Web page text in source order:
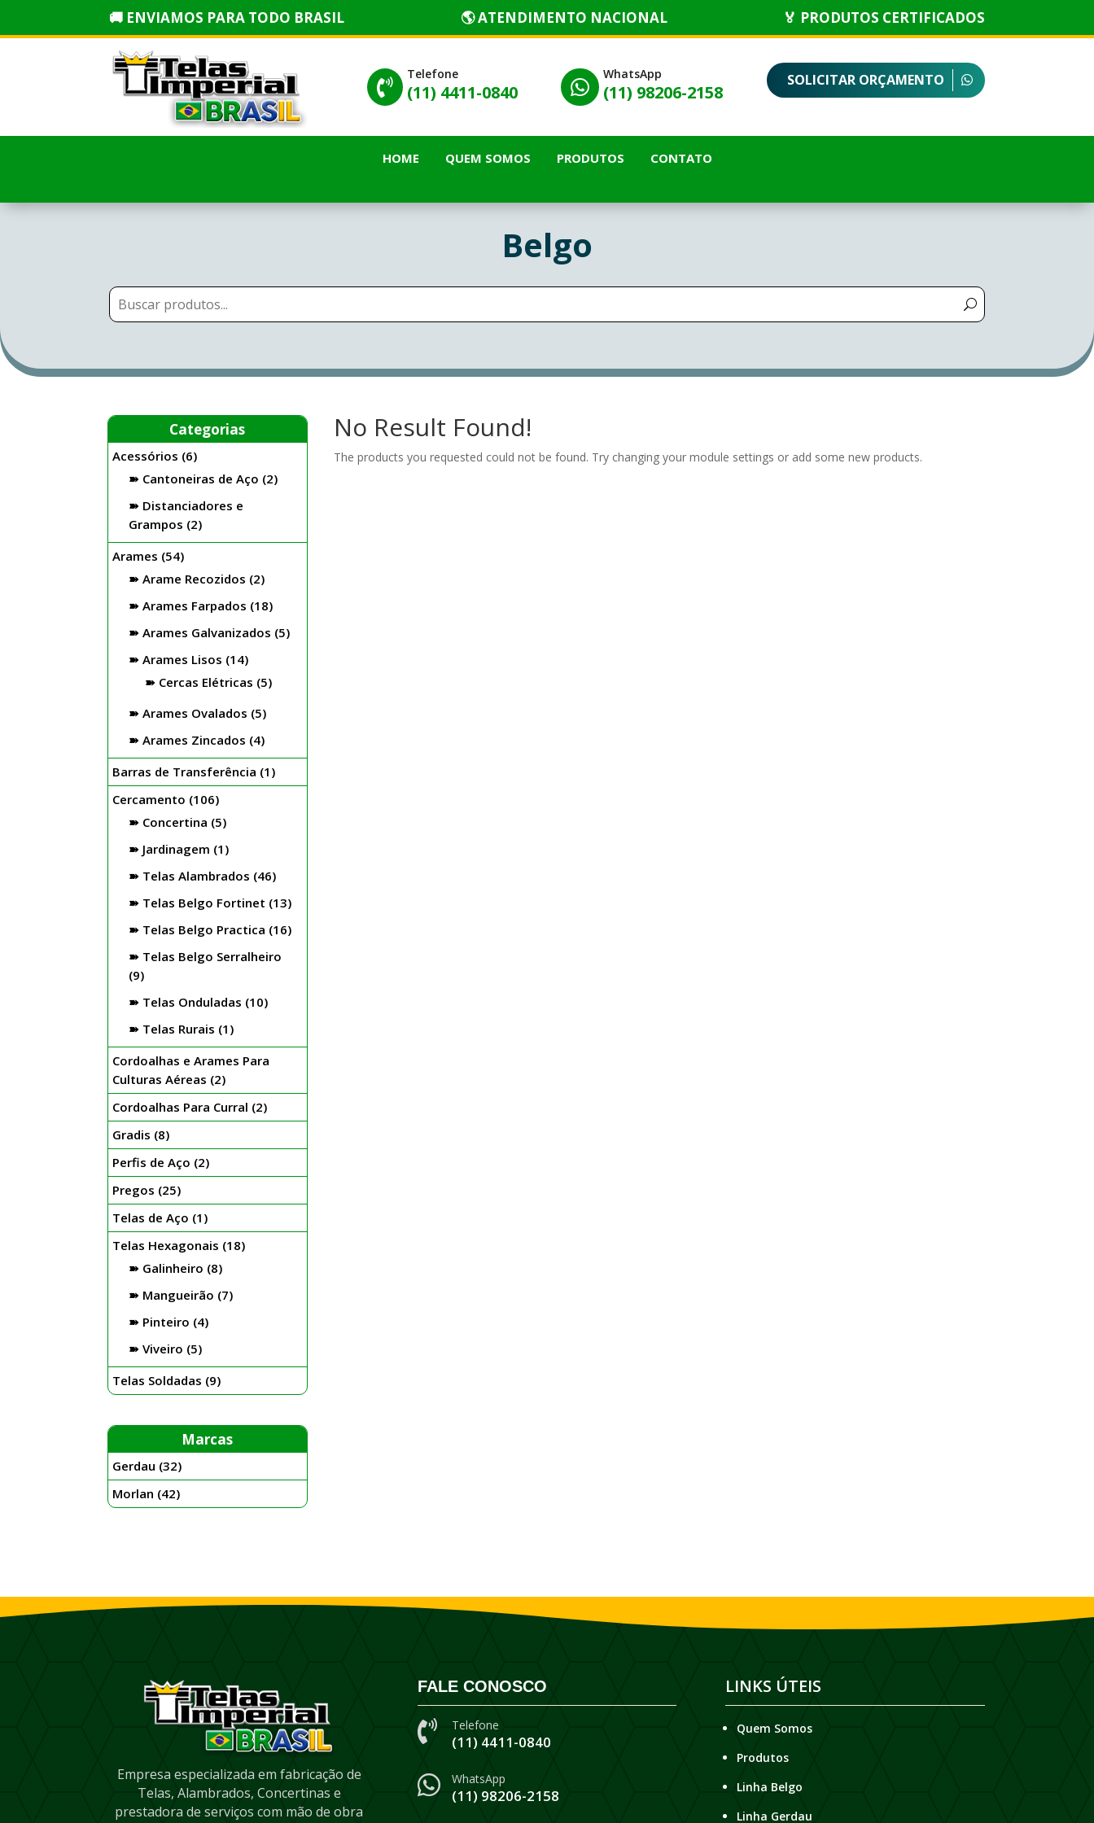
🚚 ENVIAMOS PARA TODO BRASIL 🌎 ATENDIMENTO NACIONAL 🏅 PRODUTOS CERTIFICADOS

Telefone
(11) 4411-0840 
WhatsApp
(11) 98206-2158
SOLICITAR ORÇAMENTO
HOME QUEM SOMOS PRODUTOS CONTATO
Belgo
Categorias
Acessórios (6)
Cantoneiras de Aço (2)
Distanciadores e
Grampos (2)
Arames (54)
Arame Recozidos (2)
Arames Farpados (18)
Arames Galvanizados (5)
Arames Lisos (14)
Cercas Elétricas (5)
Arames Ovalados (5)
Arames Zincados (4)
Barras de Transferência (1)
Cercamento (106)
Concertina (5)
Jardinagem (1)
Telas Alambrados (46)
Telas Belgo Fortinet (13)
Telas Belgo Practica (16)
Telas Belgo Serralheiro
(9)
Telas Onduladas (10)
Telas Rurais (1)
Cordoalhas e Arames Para
Culturas Aéreas (2)
Cordoalhas Para Curral (2)
Gradis (8)
Perfis de Aço (2)
Pregos (25)
Telas de Aço (1)
Telas Hexagonais (18)
Galinheiro (8)
Mangueirão (7)
Pinteiro (4)
Viveiro (5)
Telas Soldadas (9)
Marcas
Gerdau (32)
Morlan (42)
No Result Found!
The products you requested could not be found. Try changing your module settings or add some new products.
Empresa especializada em fabricação de
Telas, Alambrados, Concertinas e
prestadora de serviços com mão de obra
FALE CONOSCO
 Telefone
(11) 4411-0840
 WhatsApp
(11) 98206-2158
LINKS ÚTEIS
Quem Somos
Produtos
Linha Belgo
Linha Gerdau